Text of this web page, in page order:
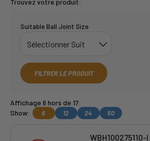
Trouvez votre produit:
Suitable Ball Joint Size
FILTRER LE PRODUIT
Affichage 6 hors de 17:
Show:
6 12 24 50
WBH100275110-I